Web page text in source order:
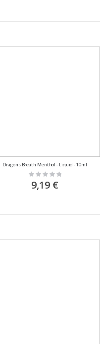
Dragons Breath Menthol - Liquid - 10ml
Rating:
0%
9,19 €